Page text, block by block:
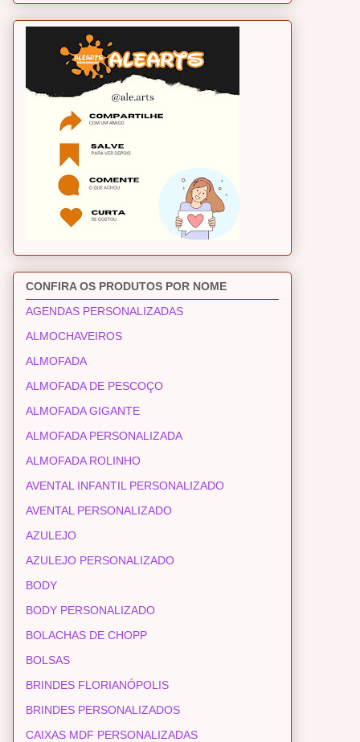
CONFIRA OS PRODUTOS POR NOME
AGENDAS PERSONALIZADAS
ALMOCHAVEIROS
ALMOFADA
ALMOFADA DE PESCOÇO
ALMOFADA GIGANTE
ALMOFADA PERSONALIZADA
ALMOFADA ROLINHO
AVENTAL INFANTIL PERSONALIZADO
AVENTAL PERSONALIZADO
AZULEJO
AZULEJO PERSONALIZADO
BODY
BODY PERSONALIZADO
BOLACHAS DE CHOPP
BOLSAS
BRINDES FLORIANÓPOLIS
BRINDES PERSONALIZADOS
CAIXAS MDF PERSONALIZADAS